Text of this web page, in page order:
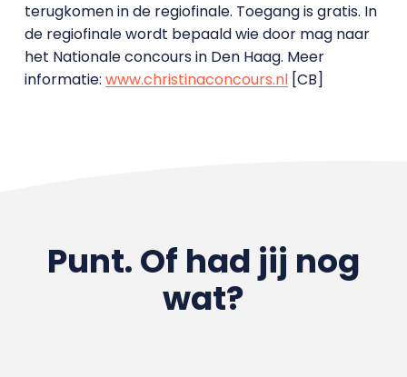
terugkomen in de regiofinale. Toegang is gratis. In
de regiofinale wordt bepaald wie door mag naar
het Nationale concours in Den Haag. Meer
informatie: www.christinaconcours.nl[CB]
Punt. Of had jij nog
wat?